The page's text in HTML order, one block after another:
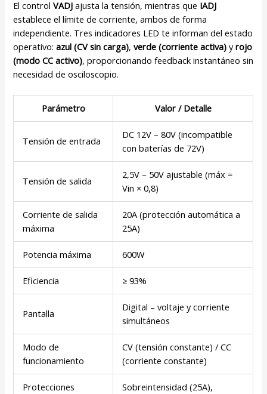
El controlVADJ ajusta la tensión, mientras que IADJ
establece el límite de corriente, ambos de forma
independiente. Tres indicadores LED te informan del estado
operativo:azul (CV sin carga),verde (corriente activa) yrojo
(modo CC activo), proporcionando feedback instantáneo sin
necesidad de osciloscopio.
Parámetro Valor / Detalle
Tensión de entrada
DC 12V – 80V (incompatible
con baterías de 72V)
Tensión de salida
2,5V – 50V ajustable (máx =
Vin × 0,8)
Corriente de salida
máxima
20A (protección automática a
25A)
Potencia máxima 600W
Eficiencia ≥ 93%
Pantalla
Digital – voltaje y corriente
simultáneos
Modo de
funcionamiento
CV (tensión constante) / CC
(corriente constante)
Protecciones
Sobreintensidad (25A),